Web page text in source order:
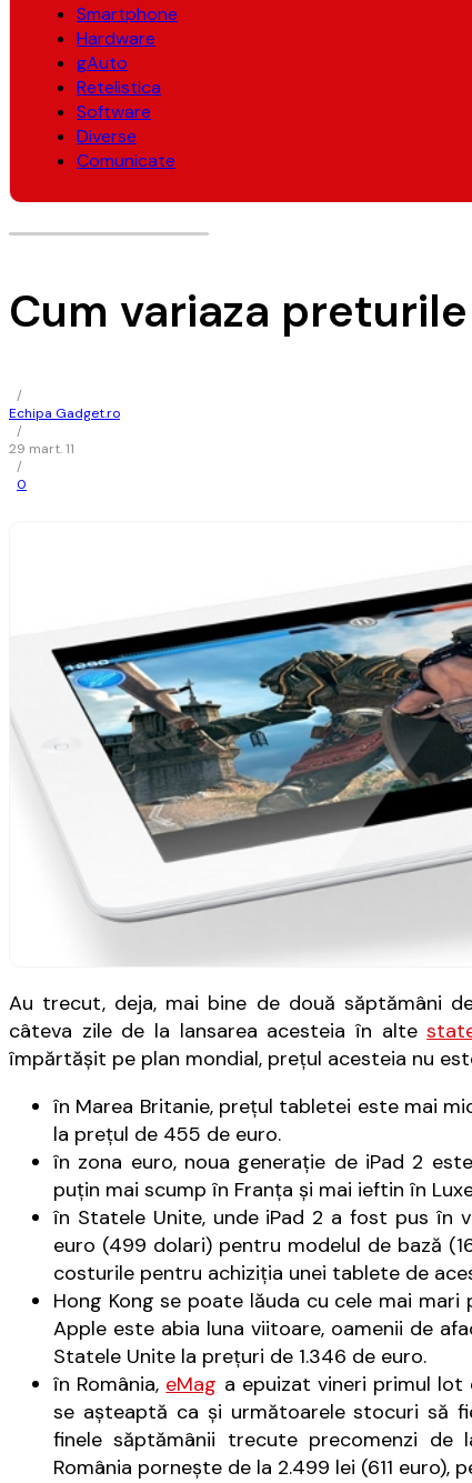
Smartphone
Hardware
gAuto
Retelistica
Software
Diverse
Comunicate
Cum variaza
/
Echipa Gadget.ro
/
29 mart. 11
/
0
Au trecut, deja, mai bine de două săptămâni
câteva zile de la lansarea acesteia în alte
împărtășit pe plan mondial, prețul acesteia nu
în Marea Britanie, preţul tabletei este mai
la preţul de 455 de euro.
în zona euro, noua generaţie de iPad 2
puţin mai scump în Franţa şi mai ieftin în
în Statele Unite, unde iPad 2 a fost pus în
euro (499 dolari) pentru modelul de bază
costurile pentru achiziţia unei tablete de
Hong Kong se poate lăuda cu cele mai
Apple este abia luna viitoare, oamenii de
Statele Unite la preţuri de 1.346 de euro.
în România, eMag a epuizat vineri primul
se aşteaptă ca şi următoarele stocuri să
finele săptămânii trecute precomenzi
România porneşte de la 2.499 lei (611